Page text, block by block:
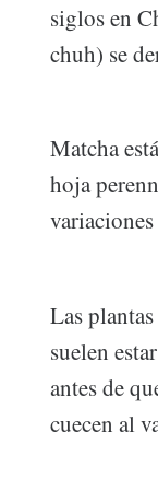
siglos en
chuh) se
Matcha
hoja
Las
suelen
antes de
cuecen al